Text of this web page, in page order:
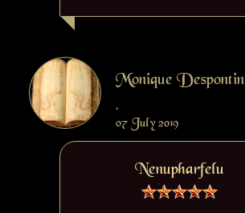
Monique Despontin
,
07 July 2019
Nenupharfelu